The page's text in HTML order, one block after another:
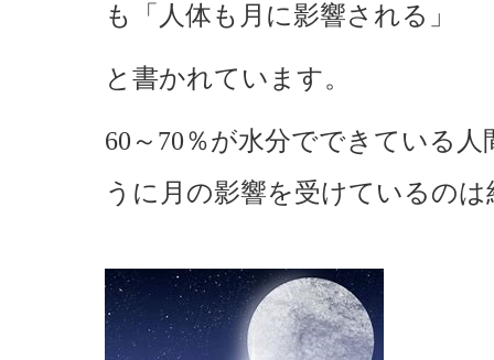
も「人体も月に影響される」
と書かれています。
60～70％が水分でできている
うに月の影響を受けているの